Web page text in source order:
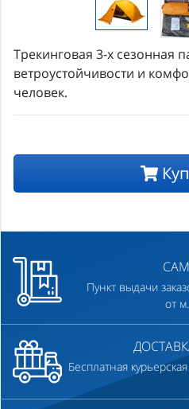
Трекинговая 3-х сезонная
ветроустойчивости и
человек.
Пункт выдачи
от
Бесплатная